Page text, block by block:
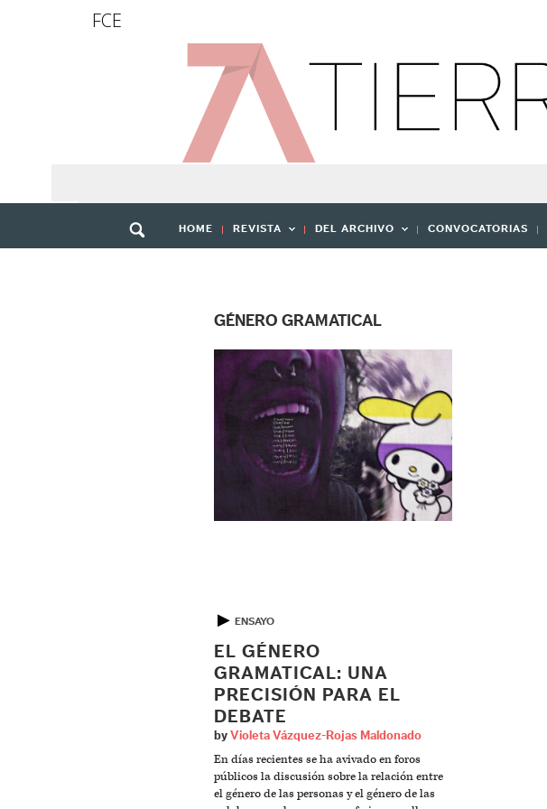
FCE
HOME REVISTA DEL ARCHIVO CONVOCATORIAS
GÉNERO GRAMATICAL
▶ ENSAYO
EL GÉNERO
GRAMATICAL: UNA
PRECISIÓN PARA EL
DEBATE
by Violeta Vázquez-Rojas Maldonado
En días recientes se ha avivado en foros
públicos la discusión sobre la relación entre
el género de las personas y el género de las